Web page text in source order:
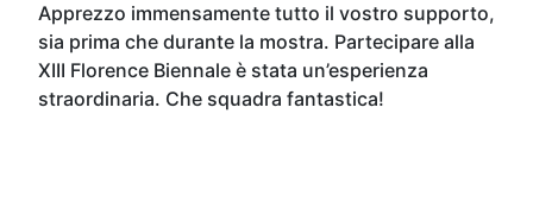
Apprezzo immensamente tutto il vostro supporto,
sia prima che durante la mostra. Partecipare alla
XIII Florence Biennale è stata un’esperienza
straordinaria. Che squadra fantastica!